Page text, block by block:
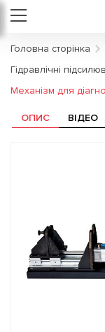
Головна сторінка
Гідравлічні
Механізм для
ОПИС ВІДЕО